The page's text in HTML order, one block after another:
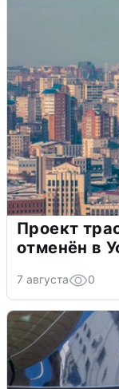
Проект
отменён в
7 августа 0